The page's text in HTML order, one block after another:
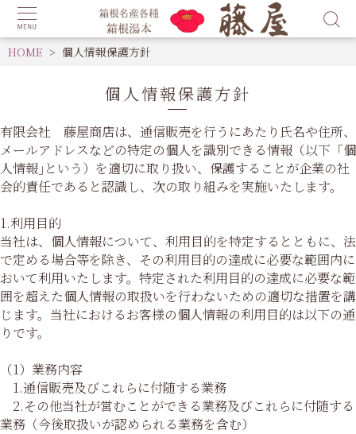
HOME 個人情報保護方針
個人情報保護方針
有限会社 藤屋商店は、通信販売を行うにあたり氏名や住所、
メールアドレスなどの特定の個人を識別できる情報（以下「個
人情報｣という）を適切に取り扱い、保護することが企業の社
会的責任であると認識し、次の取り組みを実施いたします。
1.利用目的
当社は、個人情報について、利用目的を特定するとともに、法
で定める場合等を除き、その利用目的の達成に必要な範囲内に
おいて利用いたします。特定された利用目的の達成に必要な範
囲を超えた個人情報の取扱いを行わないための適切な措置を講
じます。当社におけるお客様の個人情報の利用目的は以下の通
りです。
（1）業務内容
1.通信販売及びこれらに付随する業務
2.その他当社が営むことができる業務及びこれらに付随する
業務（今後取扱いが認められる業務を含む）